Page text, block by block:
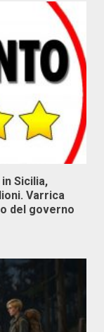
Sicilia,
Varrica
del governo